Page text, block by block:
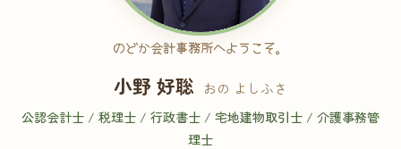
のどか会計事務所へようこそ。
小野 好聡 おの よしふさ
公認会計士 / 税理士 / 行政書士 / 宅地建物取引士 / 介護事務管
理士